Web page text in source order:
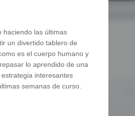
haciendo las últimas
un divertido tablero de
es el cuerpo humano y
lo aprendido de una
interesantes
semanas de curso.